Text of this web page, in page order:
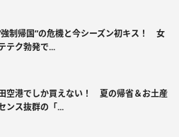
強制帰国”の危機と今シーズン初キス！ 女
テク勃発で...
空港でしか買えない！ 夏の帰省＆お土産
ンス抜群の「...